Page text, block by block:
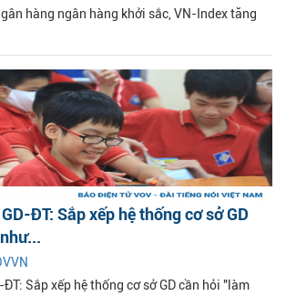
hàng ngân hàng khởi sắc, VN-Index tăng
ĐT: Sắp xếp hệ thống cơ sở GD
ĐT: Sắp xếp hệ thống cơ sở GD cần hỏi "làm